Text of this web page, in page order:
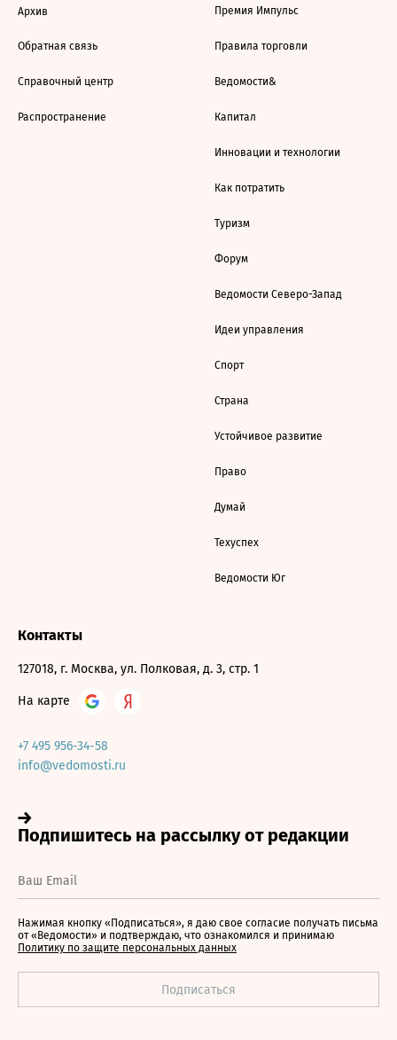
Архив
Обратная связь
Справочный центр
Распространение
Премия Импульс
Правила торговли
Ведомости&
Капитал
Инновации и технологии
Как потратить
Туризм
Форум
Ведомости Северо-Запад
Идеи управления
Спорт
Страна
Устойчивое развитие
Право
Думай
Техуспех
Ведомости Юг
Контакты
127018, г. Москва, ул. Полковая, д. 3, стр. 1
На карте
+7 495 956-34-58
info@vedomosti.ru
Нажимая кнопку «Подписаться», я даю свое согласие получать письма
от «Ведомости» и подтверждаю, что ознакомился и принимаю
Политику по защите персональных данных